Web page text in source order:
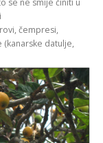
čempresi,
(kanarske datulje,